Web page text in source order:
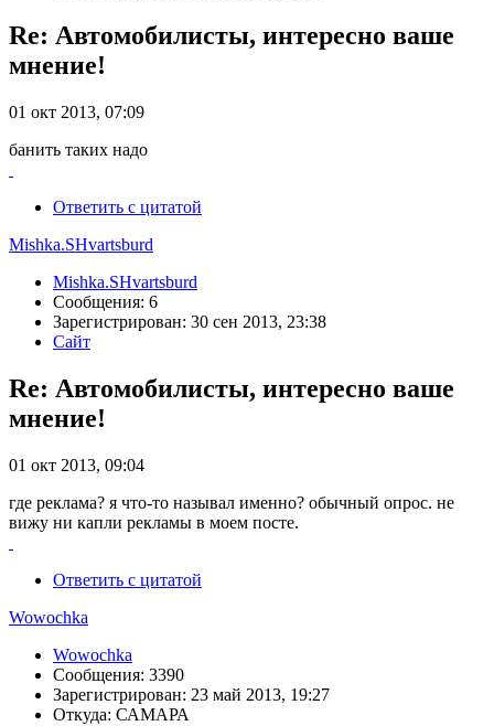
Re: Автомобилисты, интересно ваше
мнение!
01 окт 2013, 07:09
банить таких надо
Ответить с цитатой
Mishka.SHvartsburd
Mishka.SHvartsburd
Сообщения: 6
Зарегистрирован: 30 сен 2013, 23:38
Сайт
Re: Автомобилисты, интересно ваше
мнение!
01 окт 2013, 09:04
где реклама? я что-то называл именно? обычный опрос. не
вижу ни капли рекламы в моем посте.
Ответить с цитатой
Wowochka
Wowochka
Сообщения: 3390
Зарегистрирован: 23 май 2013, 19:27
Откуда: САМАРА